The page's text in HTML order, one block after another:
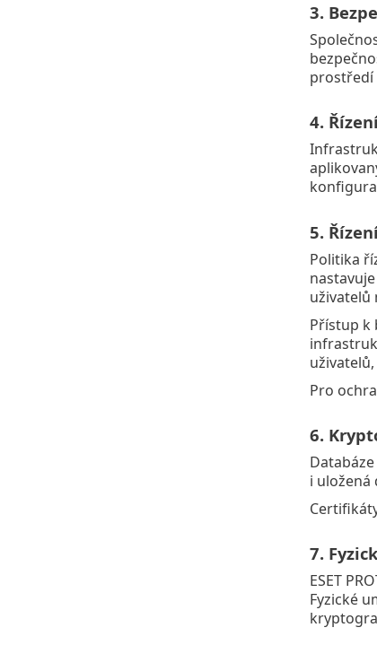
3.
prostředí
4.
5.
Politika
uživatelů
Přístup k
Pro
6.
i uložená
7.
ESET
Fyzické